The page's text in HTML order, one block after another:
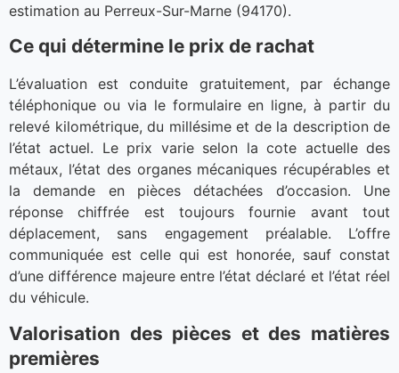
estimation au Perreux-Sur-Marne (94170).
Ce qui détermine le prix de rachat
L’évaluation est conduite gratuitement, par échange
téléphonique ou via le formulaire en ligne, à partir du
relevé kilométrique, du millésime et de la description de
l’état actuel. Le prix varie selon la cote actuelle des
métaux, l’état des organes mécaniques récupérables et
la demande en pièces détachées d’occasion. Une
réponse chiffrée est toujours fournie avant tout
déplacement, sans engagement préalable. L’offre
communiquée est celle qui est honorée, sauf constat
d’une différence majeure entre l’état déclaré et l’état réel
du véhicule.
Valorisation des pièces et des matières
premières